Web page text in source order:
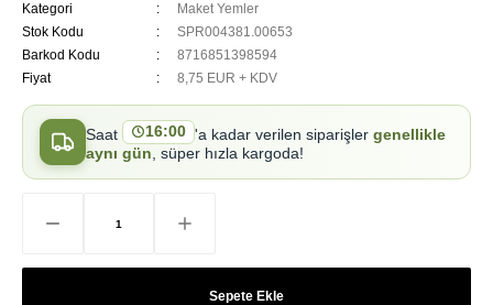
Kategori
Maket Yemler
Stok Kodu
SPR004381.00653
Barkod Kodu
8716851398594
Fiyat
8,75 EUR + KDV
Saat 16:00 'a kadar verilen siparişler genellikle
aynı gün, süper hızla kargoda!
Sepete Ekle